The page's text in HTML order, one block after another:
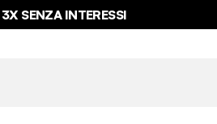
SENZA INTERESSI